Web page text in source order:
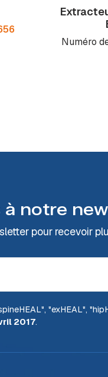
Numéro
notre
pour recevoir
HEAL", "exHEAL", "hip
2017.